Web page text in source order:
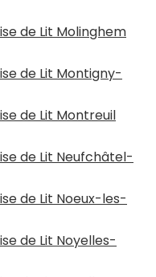
de Lit Molinghem
de Lit Montigny-
de Lit Montreuil
de Lit Neufchâtel-
de Lit Noeux-les-
de Lit Noyelles-